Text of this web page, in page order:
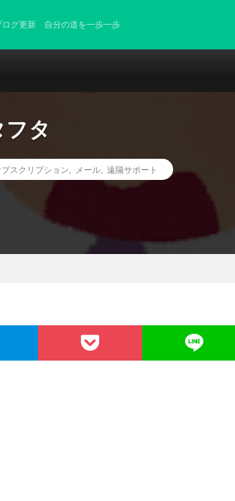
ログ更新 自分の道を一歩一歩
フタ
ブスクリプション メール 遠隔サポート